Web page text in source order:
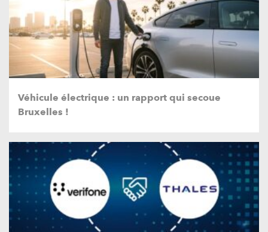
Véhicule électrique : un rapport qui secoue
Bruxelles !